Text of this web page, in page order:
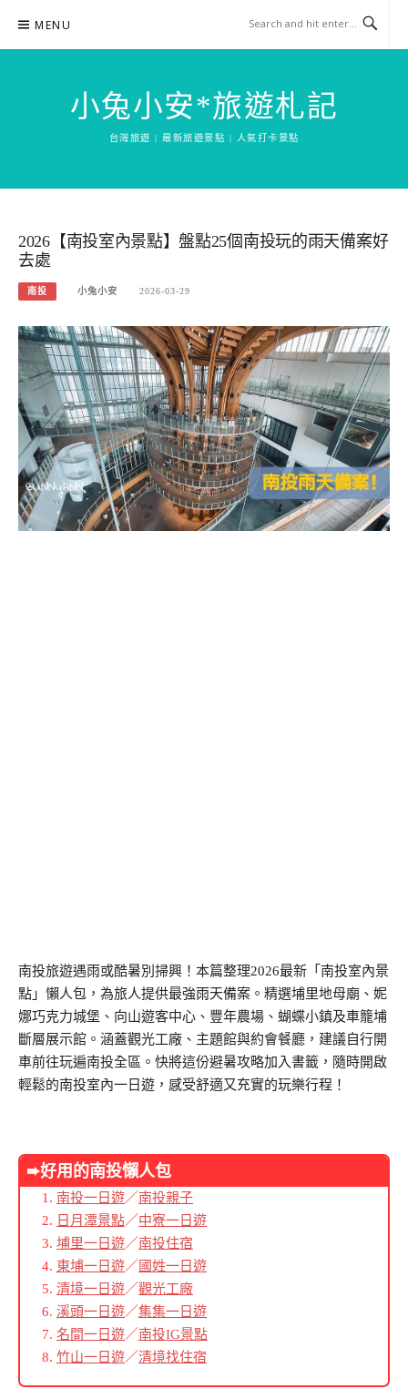
content
MENU
小兔小安*旅遊札記
台灣旅遊 | 最新旅遊景點 | 人氣打卡景點
2026【南投室內景點】盤點25個南投玩的雨天備案好
去處
南投 小兔小安 2026-03-29
南投旅遊遇雨或酷暑別掃興！本篇整理2026最新「南投室內景
點」懶人包，為旅人提供最強雨天備案。精選埔里地母廟、妮
娜巧克力城堡、向山遊客中心、豐年農場、蝴蝶小鎮及車籠埔
斷層展示館。涵蓋觀光工廠、主題館與約會餐廳，建議自行開
車前往玩遍南投全區。快將這份避暑攻略加入書籤，隨時開啟
輕鬆的南投室內一日遊，感受舒適又充實的玩樂行程！
➨好用的南投懶人包
南投一日遊／南投親子
日月潭景點／中寮一日遊
埔里一日遊／南投住宿
東埔一日遊／國姓一日遊
清境一日遊／觀光工廠
溪頭一日遊／集集一日遊
名間一日遊／南投IG景點
竹山一日遊／清境找住宿